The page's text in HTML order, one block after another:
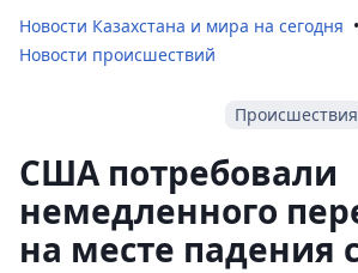
Новости Казахстана и мира на сегодня
Новости происшествий
Происшествия
США потребовали
немедленного
на месте падения